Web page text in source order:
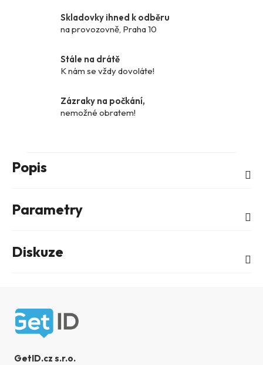
Skladovky ihned k odběru
na provozovně, Praha 10
Stále na drátě
K nám se vždy dovoláte!
Zázraky na počkání,
nemožné obratem!
Popis
Parametry
Diskuze
Zápatí
GetID.cz s.r.o.